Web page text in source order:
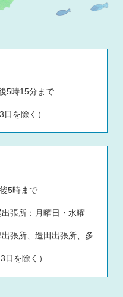
5時15分まで
を除く）
5時まで
張所：月曜日・水曜
張所、造田出張所、多
日を除く）